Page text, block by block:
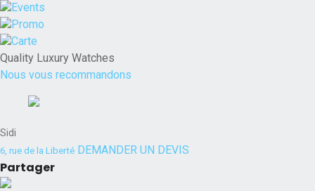
Events
Promo
Carte
Quality Luxury Watches
Nous vous recommandons
Sidi
6, rue de la Liberté DEMANDER UN DEVIS
Partager